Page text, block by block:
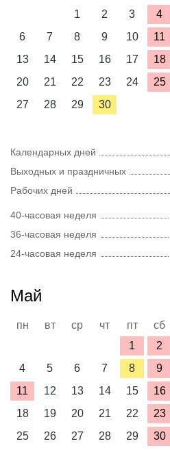
1
2 3 4
6
7 8 9 10 11
13
14 15 16 17 18
20
21 22 23 24 25
27
28 29 30
Календарных дней
Выходных и праздничных
Рабочих дней
40-часовая неделя
36-часовая неделя
24-часовая неделя
Май
пн вт ср чт пт сб
1
2
4
5 6 7 8 9
11
12 13 14 15 16
18
19 20 21 22 23
25
26 27 28 29 30